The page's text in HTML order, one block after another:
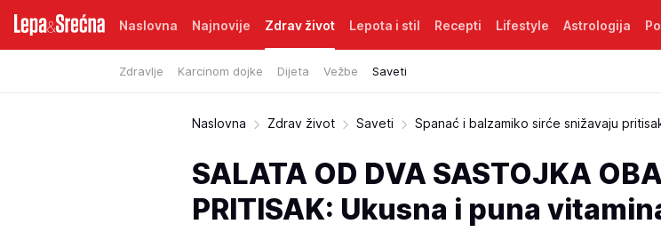
Naslovna Najnovije Zdrav život
Zdravlje Karcinom dojke Dijeta Vežbe Saveti
Lepota i stil Recepti Lifestyle Astrologija
Naslovna Zdrav život Saveti Spanać i balzamiko sirće snižavaju
SALATA OD DVA SASTOJKA
PRITISAK: Ukusna i puna